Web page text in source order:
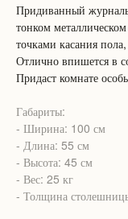
Придиванный
тонком
точками касания
Отлично впишется в
Придаст комнате
Габариты:
- Ширина: 100 см
- Длина: 55 см
- Высота: 45 см
- Вес: 25 кг
- Толщина